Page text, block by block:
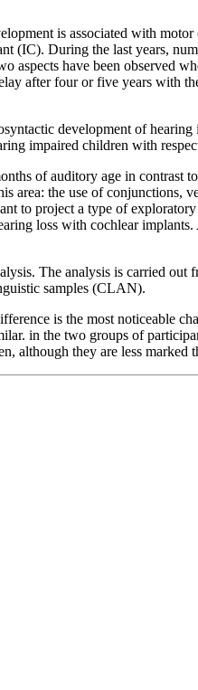
is associated with
(IC). During the last years,
have been observed
after four or five years with
development of
impaired children with
of auditory age in
area: the use of conjunctions,
to project a type of
loss with cochlear
The analysis is carried out
samples (CLAN).
is the most noticeable
in the two groups of
although they are less marked